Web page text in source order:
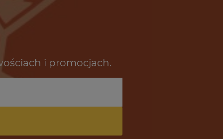
i promocjach.